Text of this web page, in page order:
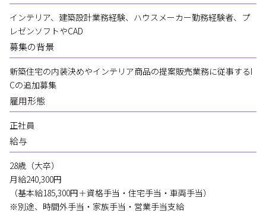
インテリア、建築設計業務経験、ハウスメーカー勤務経験者、プ
レゼンソフトやCAD
募集の背景
新築住宅の内装決めやインテリア商品の提案販売業務に従事するI
Cの追加募集
雇用形態
正社員
給与
28歳（大卒）
月給240,300円
（基本給185,300円＋資格手当・住宅手当・車両手当）
※別途、時間外手当・家族手当・営業手当支給